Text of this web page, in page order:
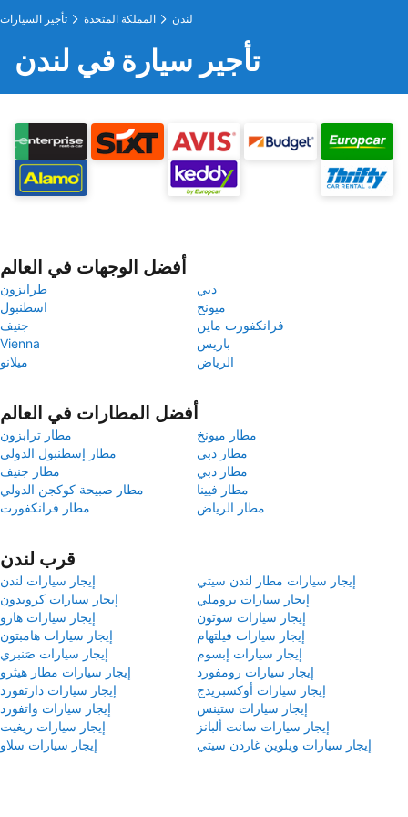
تأجير السيارات المملكة المتحدة لندن
تأجير سيارة في لندن
أفضل الوجهات في العالم
طرابزون
دبي
اسطنبول
ميونخ
جنيف
فرانكفورت ماين
Vienna
باريس
ميلانو
الرياض
أفضل المطارات في العالم
مطار ترابزون
مطار ميونخ
مطار إسطنبول الدولي
مطار دبي
مطار جنيف
مطار دبي
مطار صبيحة كوكجن الدولي
مطار فيينا
مطار فرانكفورت
مطار الرياض
قرب لندن
إيجار سيارات لندن
إيجار سيارات مطار لندن سيتي
إيجار سيارات كرويدون
إيجار سيارات بروملي
إيجار سيارات هارو
إيجار سيارات سوتون
إيجار سيارات هامبتون
إيجار سيارات فيلتهام
إيجار سيارات صَنبري
إيجار سيارات إبسوم
إيجار سيارات مطار هيثرو
إيجار سيارات رومفورد
إيجار سيارات دارتفورد
إيجار سيارات أوكسبريدج
إيجار سيارات واتفورد
إيجار سيارات ستينس
إيجار سيارات ريغيت
إيجار سيارات سانت ألبانز
إيجار سيارات سلاو
إيجار سيارات ويلوين غاردن سيتي